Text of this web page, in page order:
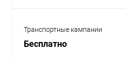
Транспортные кампании
Бесплатно